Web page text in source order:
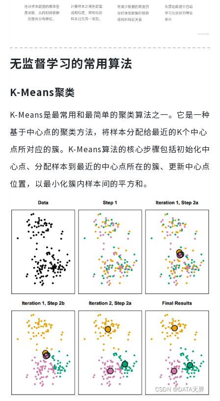
无监督学习的常用算法
K-Means聚类
K-Means是最常用和最简单的聚类算法之一。它是一种
基于中心点的聚类方法，将样本分配给最近的K个中心
点所对应的簇。K-Means算法的核心步骤包括初始化中
心点、分配样本到最近的中心点所在的簇、更新中心点
位置，以最小化簇内样本间的平方和。